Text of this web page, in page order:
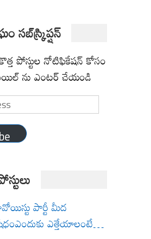
సబ్‌స్క్రిప్షన్
పోస్టుల నోటిఫికేషన్ కోసం
ను ఎంటర్ చేయండి
పార్టీ మీద
ఎత్తేయాలంటే…